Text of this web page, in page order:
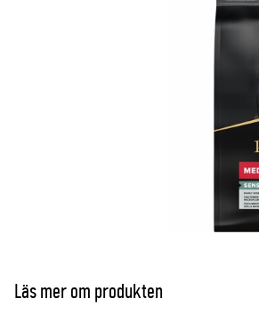
Läs mer om produkten